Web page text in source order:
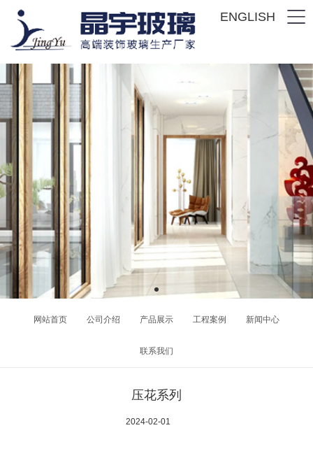
ENGLISH
网站首页 公司介绍 产品展示 工程案例 新闻中心
联系我们
压花系列
2024-02-01